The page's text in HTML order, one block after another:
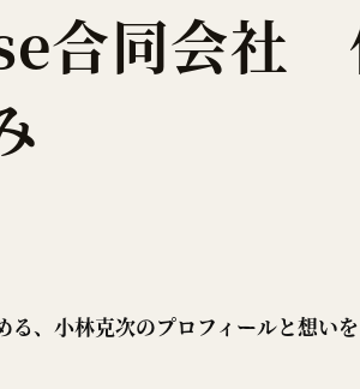
合同会社
る、小林克次のプロフィールと想い